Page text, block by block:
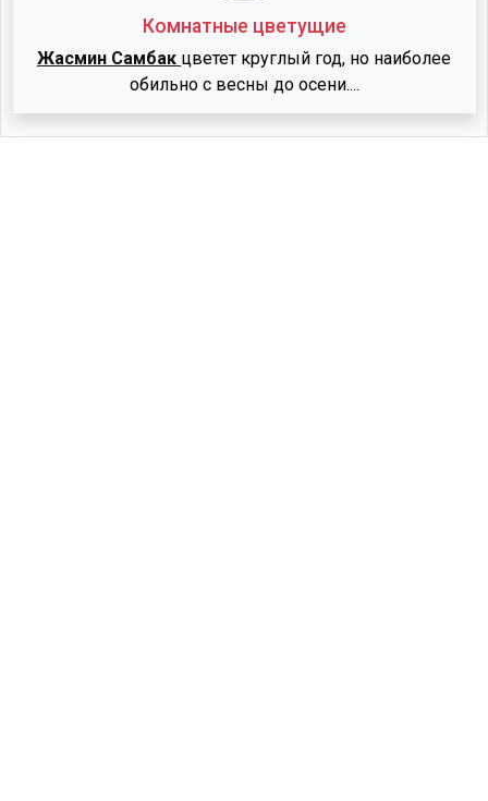
Комнатные цветущие
Жасмин Самбак цветет круглый год, но наиболее
обильно с весны до осени....